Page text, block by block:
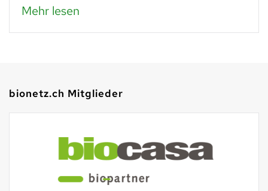
Mehr lesen
bionetz.ch Mitglieder